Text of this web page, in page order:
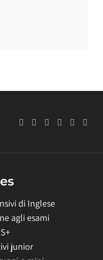
di Inglese
agli esami
junior